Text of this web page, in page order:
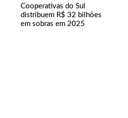
Cooperativas do Sul
distribuem R$ 32 bilhões
em sobras em 2025